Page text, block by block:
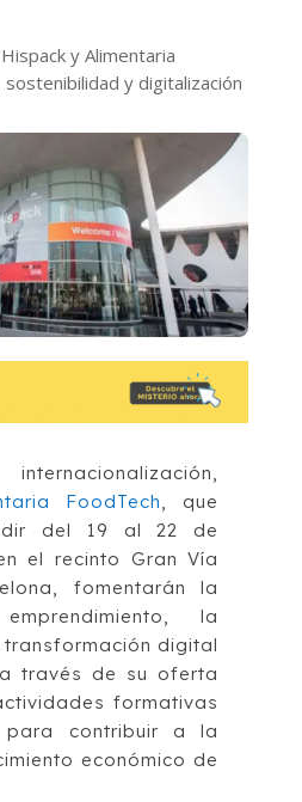
Hispack y Alimentaria
sostenibilidad y digitalización
FoodTech, que
del 19 al 22 de
el recinto Gran Vía
fomentarán la
la
digital
través de su oferta
formativas
contribuir a la
económico de